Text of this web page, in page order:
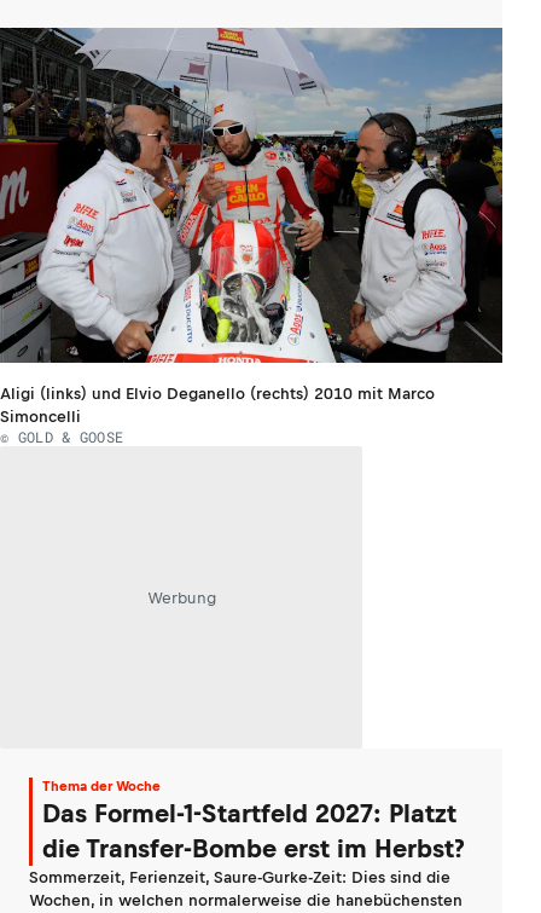
Aligi (links) und Elvio Deganello (rechts) 2010 mit Marco
Simoncelli
© GOLD & GOOSE
Werbung
Thema der Woche
Das Formel-1-Startfeld 2027: Platzt
die Transfer-Bombe erst im Herbst?
Sommerzeit, Ferienzeit, Saure-Gurke-Zeit: Dies sind die
Wochen, in welchen normalerweise die hanebüchensten